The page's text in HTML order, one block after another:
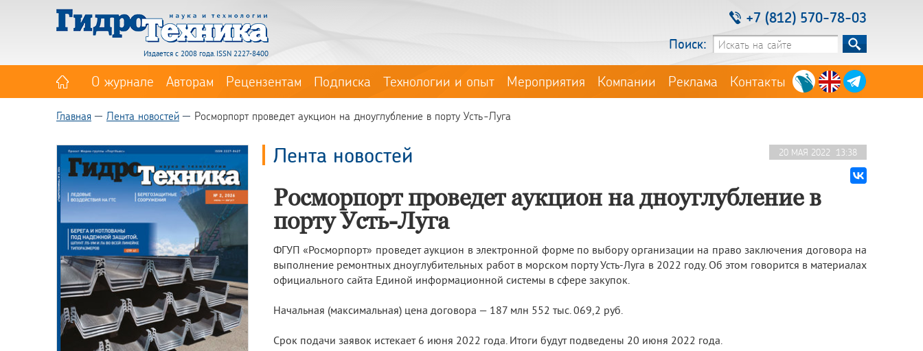
Издается с 2008 года. ISSN 2227-8400
+7 (812) 570-78-03
Поиск:
О журнале Авторам Рецензентам Подписка Технологии и опыт Мероприятия Компании Реклама Контакты
Главная Лента новостей Росморпорт проведет аукцион на дноуглубление в порту Усть-Луга
20 МАЯ 2022 13:38
Лента новостей
Росморпорт проведет аукцион на дноуглубление в
порту Усть-Луга
ФГУП «Росморпорт» проведет аукцион в электронной форме по выбору организации на право заключения договора на
выполнение ремонтных дноуглубительных работ в морском порту Усть-Луга в 2022 году. Об этом говорится в материалах
официального сайта Единой информационной системы в сфере закупок.
Начальная (максимальная) цена договора — 187 млн 552 тыс. 069,2 руб.
Срок подачи заявок истекает 6 июня 2022 года. Итоги будут подведены 20 июня 2022 года.